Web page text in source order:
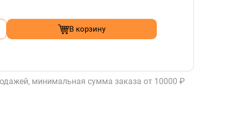
В корзину
минимальная сумма заказа от 10000 ₽